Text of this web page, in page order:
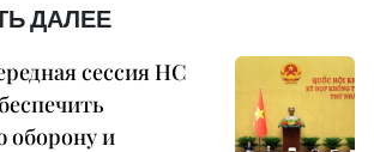
ДАЛЕЕ
сессия НС
оборону и